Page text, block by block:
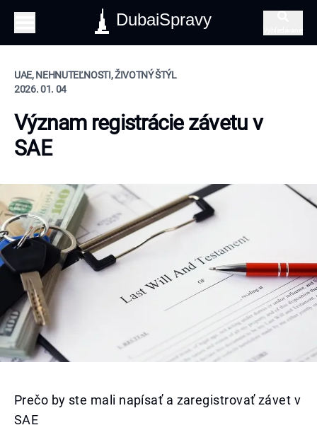
DubaiSpravy
UAE, NEHNUTEĽNOSTI, ŽIVOTNÝ ŠTÝL
2026. 01. 04
Význam registrácie závetu v
SAE
Prečo by ste mali napísať a zaregistrovať závet v
SAE